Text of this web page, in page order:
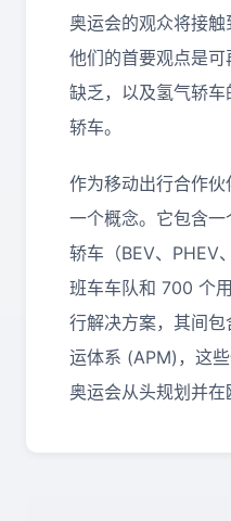
奥运会的观众将接
他们的首要观点是
缺乏，以及氢气轿
轿车。
作为移动出行合作
一个概念。它包含
轿车（BEV、PHEV
班车车队和 700 个
行解决方案，其间
运体系 (APM)，这
奥运会从头规划并在